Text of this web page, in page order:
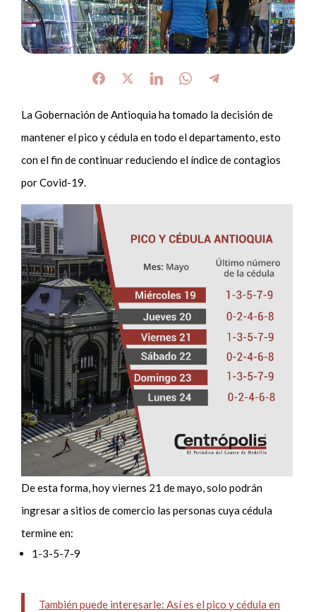
La Gobernación de Antioquia ha tomado la decisión de
mantener el pico y cédula en todo el departamento, esto
con el fin de continuar reduciendo el índice de contagios
por Covid-19.
De esta forma, hoy viernes 21 de mayo, solo podrán
ingresar a sitios de comercio las personas cuya cédula
termine en:
1-3-5-7-9
También puede interesarle: Así es el pico y cédula en